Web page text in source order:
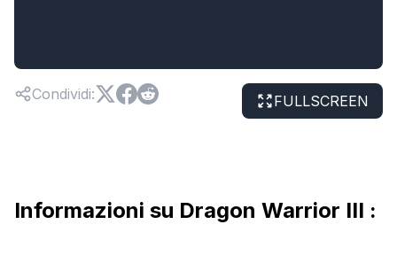
Condividi: FULLSCREEN
Informazioni su Dragon Warrior III :